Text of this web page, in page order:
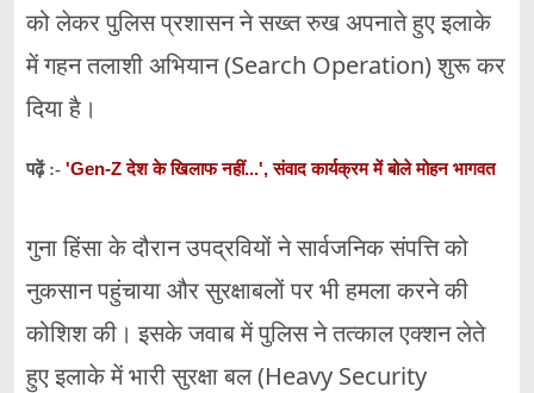
को लेकर पुलिस प्रशासन ने सख्त रुख अपनाते हुए इलाके
में गहन तलाशी अभियान (Search Operation) शुरू कर
दिया है।
पढ़ें :- 'Gen-Z देश के खिलाफ नहीं...', संवाद कार्यक्रम में बोले मोहन भागवत
गुना हिंसा के दौरान उपद्रवियों ने सार्वजनिक संपत्ति को
नुकसान पहुंचाया और सुरक्षाबलों पर भी हमला करने की
कोशिश की। इसके जवाब में पुलिस ने तत्काल एक्शन लेते
हुए इलाके में भारी सुरक्षा बल (Heavy Security